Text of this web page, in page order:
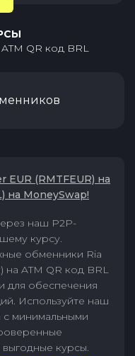
ATM QR код BRL
EUR (RMTFEUR) на
на MoneySwap!
наш P2P-
курсу.
обменники Ria
на ATM QR код BRL
для обеспечения
Используйте наш
с минимальными
курсы.